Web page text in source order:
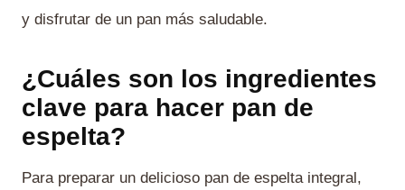
y disfrutar de un pan más saludable.
¿Cuáles son los ingredientes
clave para hacer pan de
espelta?
Para preparar un delicioso pan de espelta integral,